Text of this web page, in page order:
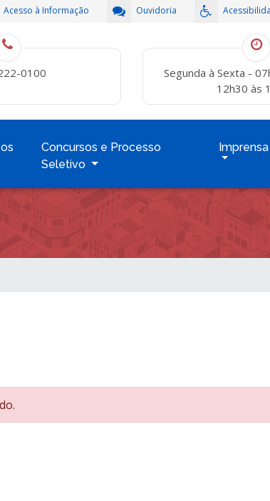
Ouvidoria
Acesso à Informação
0100
Segunda à Sexta -
12h30 às
Concursos e Processo
Seletivo
Imprensa